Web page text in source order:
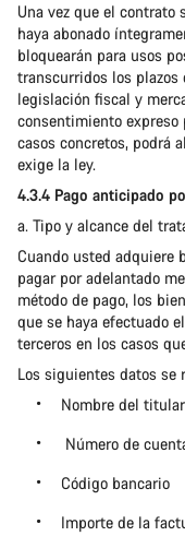
Una vez que el
haya abonado
bloquearán para usos
transcurridos los plazos
legislación fiscal y
consentimiento expreso
casos concretos, podrá
exige la ley.
4.3.4 Pago anticipado
a. Tipo y alcance del
Cuando usted adquiere
pagar por adelantado
método de pago, los
que se haya efectuado
terceros en los casos
Los siguientes datos se
Nombre del
Número de
Código bancario
Importe de la